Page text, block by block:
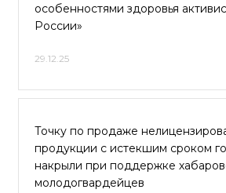
особенностями здоровья
России»
29.12.25
Точку по продаже
продукции с истекшим сроком
накрыли при поддержке
молодогвардейцев